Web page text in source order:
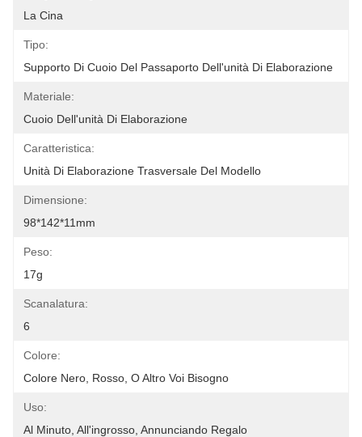
La Cina
Tipo:
Supporto Di Cuoio Del Passaporto Dell'unità Di Elaborazione
Materiale:
Cuoio Dell'unità Di Elaborazione
Caratteristica:
Unità Di Elaborazione Trasversale Del Modello
Dimensione:
98*142*11mm
Peso:
17g
Scanalatura:
6
Colore:
Colore Nero, Rosso, O Altro Voi Bisogno
Uso:
Al Minuto, All'ingrosso, Annunciando Regalo